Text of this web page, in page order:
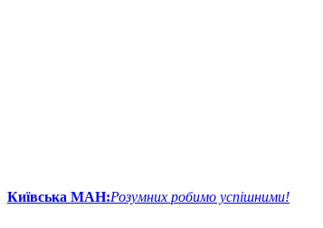
Київська МАН:Розумних робимо успішними!